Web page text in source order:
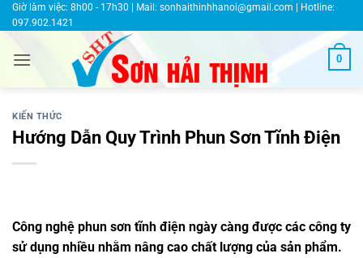
Bỏ
qua
dung
Giờ làm việc: 8h00 - 17h30 | Mail: sonhaithinhhanoi@gmail.com | Hotline:
097.902.1421
0
KIẾN THỨC
Hướng Dẫn Quy Trình Phun Sơn Tĩnh Điện
Công nghệ phun sơn tĩnh điện ngày càng được các công ty
sử dụng nhiều nhằm nâng cao chất lượng của sản phẩm.